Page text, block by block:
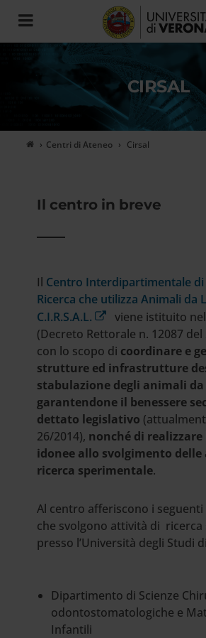
Toggle
navigation
CIRSAL
Centri di Ateneo Cirsal
Presentazione
Il centro in breve
Il Centro Interdipartimentale di
Ricerca che utilizza Animali da
C.I.R.S.A.L.
viene istituito nel
(Decreto Rettorale n. 12087 del
con lo scopo di coordinare e
strutture ed infrastrutture
stabulazione degli animali
garantendone il benessere
dettato legislativo
26/2014), nonché di
idonee allo svolgimento
ricerca sperimentale.
Al centro afferiscono i
che svolgono attività di
presso l’Università degli Studi
Dipartimento di Scienze
odontostomatologiche e
Infantili